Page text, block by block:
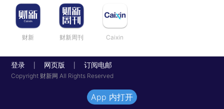
财新 财新周刊 Caixin
登录 网页版 订阅电邮
Copyright 财新网 All Rights Reserved
App 内打开